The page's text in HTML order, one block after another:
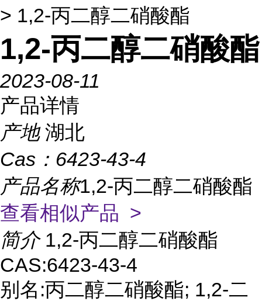
> 1,2-丙二醇二硝酸酯
1,2-丙二醇二硝酸酯
2023-08-11
产品详情
产地 湖北
Cas： 6423-43-4
产品名称1,2-丙二醇二硝酸酯
查看相似产品 >
简介 1,2-丙二醇二硝酸酯
CAS:6423-43-4
别名:丙二醇二硝酸酯; 1,2-二